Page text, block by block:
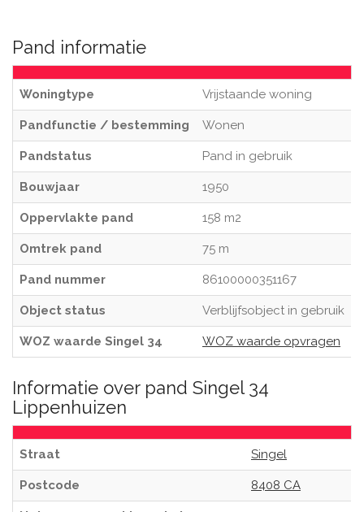
Pand informatie
Woningtype Vrijstaande woning
Pandfunctie / bestemming Wonen
Pandstatus Pand in gebruik
Bouwjaar 1950
Oppervlakte pand 158 m2
Omtrek pand 75 m
Pand nummer 86100000351167
Object status Verblijfsobject in gebruik
WOZ waarde Singel 34 WOZ waarde opvragen
Informatie over pand Singel 34
Lippenhuizen
Straat Singel
Postcode 8408 CA